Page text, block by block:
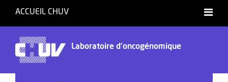
ACCUEIL CHUV
Laboratoire d'oncogénomique